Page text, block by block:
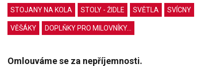
STOJANY NA KOLA STOLY - ŽIDLE SVĚTLA SVÍCNY
VĚŠÁKY DOPLŇKY PRO MILOVNÍKY...
Omlouváme se za nepříjemnosti.